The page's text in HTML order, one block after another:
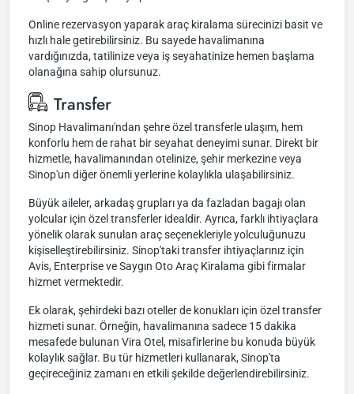
Online rezervasyon yaparak araç kiralama sürecinizi basit ve
hızlı hale getirebilirsiniz. Bu sayede havalimanına
vardığınızda, tatilinize veya iş seyahatinize hemen başlama
olanağına sahip olursunuz.
Transfer
Sinop Havalimanı'ndan şehre özel transferle ulaşım, hem
konforlu hem de rahat bir seyahat deneyimi sunar. Direkt bir
hizmetle, havalimanından otelinize, şehir merkezine veya
Sinop'un diğer önemli yerlerine kolaylıkla ulaşabilirsiniz.
Büyük aileler, arkadaş grupları ya da fazladan bagajı olan
yolcular için özel transferler idealdir. Ayrıca, farklı ihtiyaçlara
yönelik olarak sunulan araç seçenekleriyle yolculuğunuzu
kişiselleştirebilirsiniz. Sinop'taki transfer ihtiyaçlarınız için
Avis, Enterprise ve Saygın Oto Araç Kiralama gibi firmalar
hizmet vermektedir.
Ek olarak, şehirdeki bazı oteller de konukları için özel transfer
hizmeti sunar. Örneğin, havalimanına sadece 15 dakika
mesafede bulunan Vira Otel, misafirlerine bu konuda büyük
kolaylık sağlar. Bu tür hizmetleri kullanarak, Sinop'ta
geçireceğiniz zamanı en etkili şekilde değerlendirebilirsiniz.